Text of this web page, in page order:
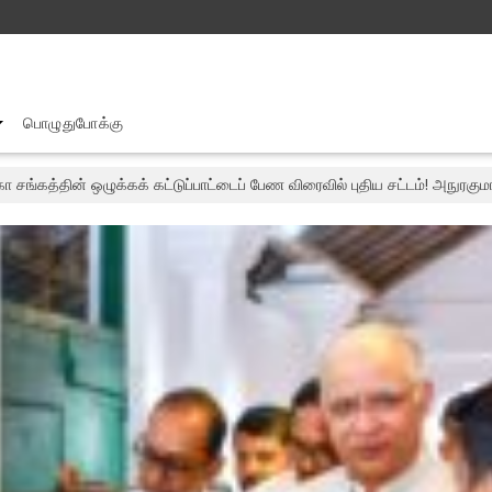
பொழுதுபோக்கு
சங்கத்தின் ஒழுக்கக் கட்டுப்பாட்டைப் பேண விரைவில் புதிய சட்டம்!